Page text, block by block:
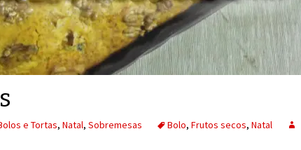
e Tortas, Natal, Sobremesas Bolo, Frutos secos, Natal